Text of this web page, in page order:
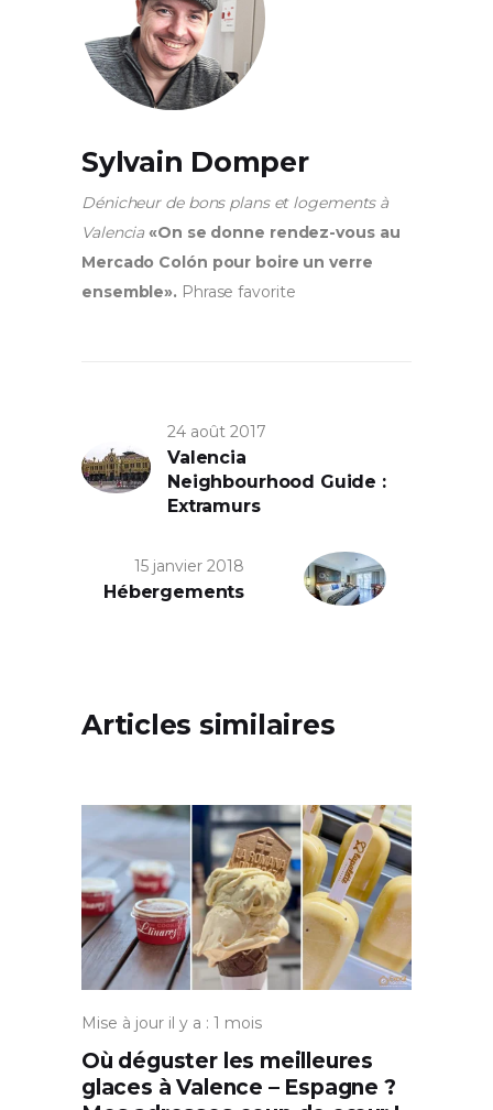
Sylvain Domper
Dénicheur de bons plans et logements à
Valencia «On se donne rendez-vous au
Mercado Colón pour boire un verre
ensemble». Phrase favorite
24 août 2017
Valencia
Neighbourhood Guide :
Extramurs
15 janvier 2018
Hébergements
Articles similaires
Mise à jour il y a : 1 mois
Où déguster les meilleures
glaces à Valence – Espagne ?